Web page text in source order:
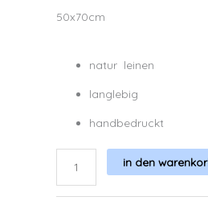
50x70cm
natur leinen
langlebig
handbedruckt
flowers, in den